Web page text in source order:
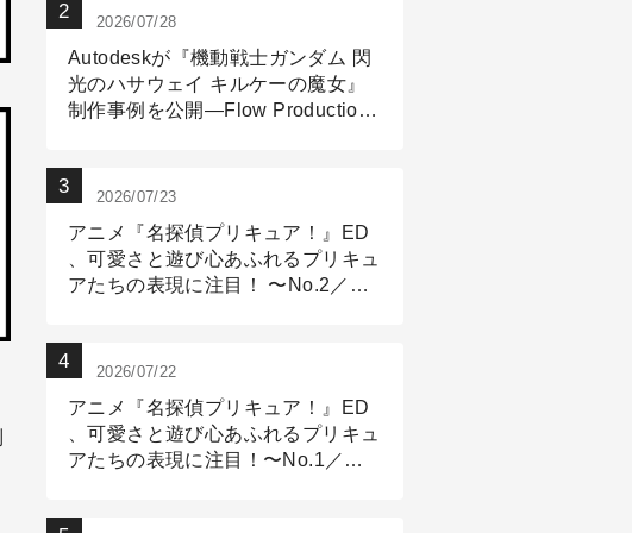
2026/07/28
Autodeskが『機動戦士ガンダム 閃
光のハサウェイ キルケーの魔女』
制作事例を公開―Flow Production
2026/07/23
アニメ『名探偵プリキュア！』ED
、可愛さと遊び心あふれるプリキュ
アたちの表現に注目！ 〜No.2／モ
2026/07/22
アニメ『名探偵プリキュア！』ED
、可愛さと遊び心あふれるプリキュ
アたちの表現に注目！〜No.1／演